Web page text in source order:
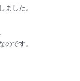
ました。
のです。